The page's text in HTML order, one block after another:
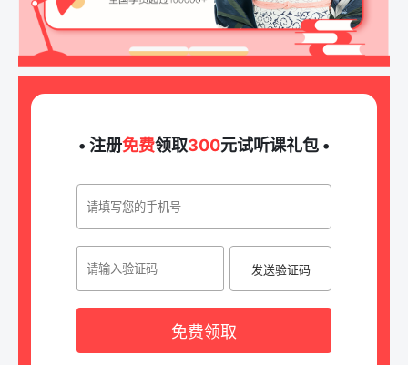
• 注册免费领取300元试听课礼包 •
发送验证码
免费领取